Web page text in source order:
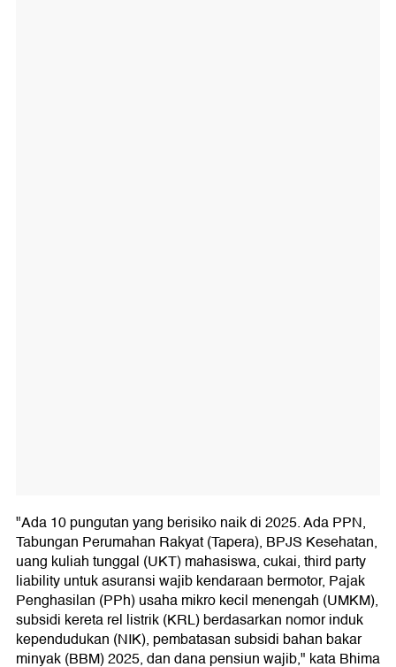
"Ada 10 pungutan yang berisiko naik di 2025. Ada PPN,
Tabungan Perumahan Rakyat (Tapera), BPJS Kesehatan,
uang kuliah tunggal (UKT) mahasiswa, cukai, third party
liability untuk asuransi wajib kendaraan bermotor, Pajak
Penghasilan (PPh) usaha mikro kecil menengah (UMKM),
subsidi kereta rel listrik (KRL) berdasarkan nomor induk
kependudukan (NIK), pembatasan subsidi bahan bakar
minyak (BBM) 2025, dan dana pensiun wajib," kata Bhima